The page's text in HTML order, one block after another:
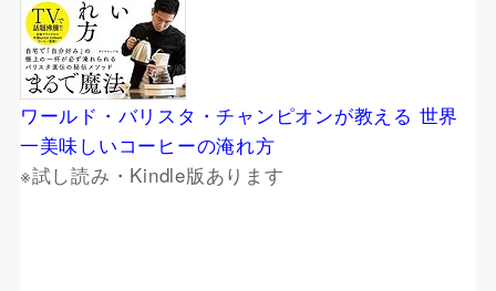
ワールド・バリスタ・チャンピオンが教える 世界
一美味しいコーヒーの淹れ方
※試し読み・Kindle版あります